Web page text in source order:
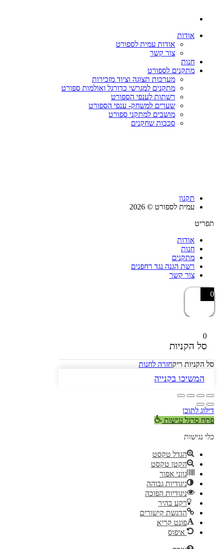
אודות
אודות עמית לספורט
צור קשר
חנות
מתקנים לספורט
מערכות תצוגה וציוד מזכירות
מתקנים למגרשי כדורגל ואולמות ספורט
רשתות לענפי הספורט
שערים למשחק- ענפי הספורט
מושבים למתקני ספורט
סככות שחקנים
תקנון
עמית לספורט © 2026
תפריט
אודות
חנות
מתקנים
רשת הגנה נגד רחפנים
צור קשר
0
0
סל הקניות
סל הקניות ריקחזרה לחנות
המשיכו בקנייה
דילוג לתוכן
פתח סרגל נגישות
כלי נגישות
הגדל טקסט
הקטן טקסט
גווני אפור
ניגודיות גבוהה
ניגודיות הפוכה
רקע בהיר
הדגשת קישורים
פונט קריא
איפוס